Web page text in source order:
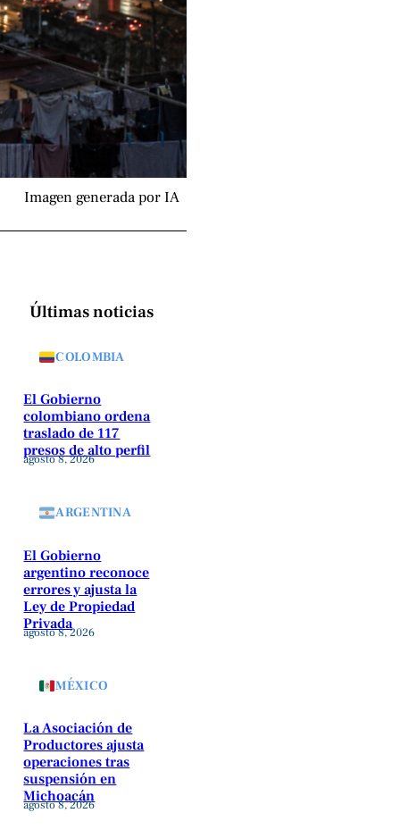
Imagen generada por IA
Últimas noticias
COLOMBIA
El Gobierno
colombiano ordena
traslado de 117
presos de alto perfil
agosto 8, 2026
ARGENTINA
El Gobierno
argentino reconoce
errores y ajusta la
Ley de Propiedad
Privada
agosto 8, 2026
MÉXICO
La Asociación de
Productores ajusta
operaciones tras
suspensión en
Michoacán
agosto 8, 2026